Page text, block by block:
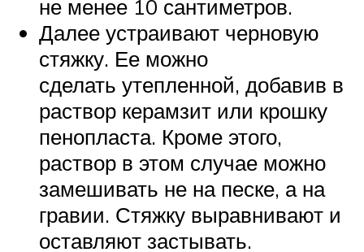
не менее 10 сантиметров.
Далее устраивают черновую
стяжку. Ее можно
сделать утепленной, добавив в
раствор керамзит или крошку
пенопласта. Кроме этого,
раствор в этом случае можно
замешивать не на песке, а на
гравии. Стяжку выравнивают и
оставляют застывать.